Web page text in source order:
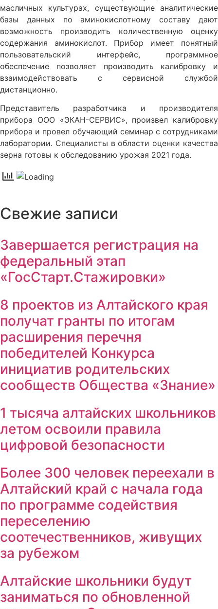
масличных культурах, существующие аналитические
базы данных по аминокислотному составу дают
возможность производить количественную оценку
содержания аминокислот. Прибор имеет понятный
пользовательский интерфейс, программное
обеспечение позволяет производить калибровку и
взаимодействовать с сервисной службой
дистанционно.
Представитель разработчика и производителя
прибора ООО «ЭКАН-СЕРВИС», произвел калибровку
прибора и провел обучающий семинар с сотрудниками
лаборатории. Специалисты в области оценки качества
зерна готовы к обследованию урожая 2021 года.
Свежие записи
Завершается регистрация на
федеральный этап
«ГосСтарт.Стажировки»
8 проектов из Алтайского края
получат гранты по итогам
расширения перечня
победителей Конкурса
инициатив родительских
сообществ Общества «Знание»
1 тысяча алтайских школьников
летом освоили правила
цифровой безопасности
Более 300 человек переехали в
Алтайский край с начала года
по программе содействия
переселению
соотечественников, живущих
за рубежом
Алтайские школьники будут
заниматься по обновленной